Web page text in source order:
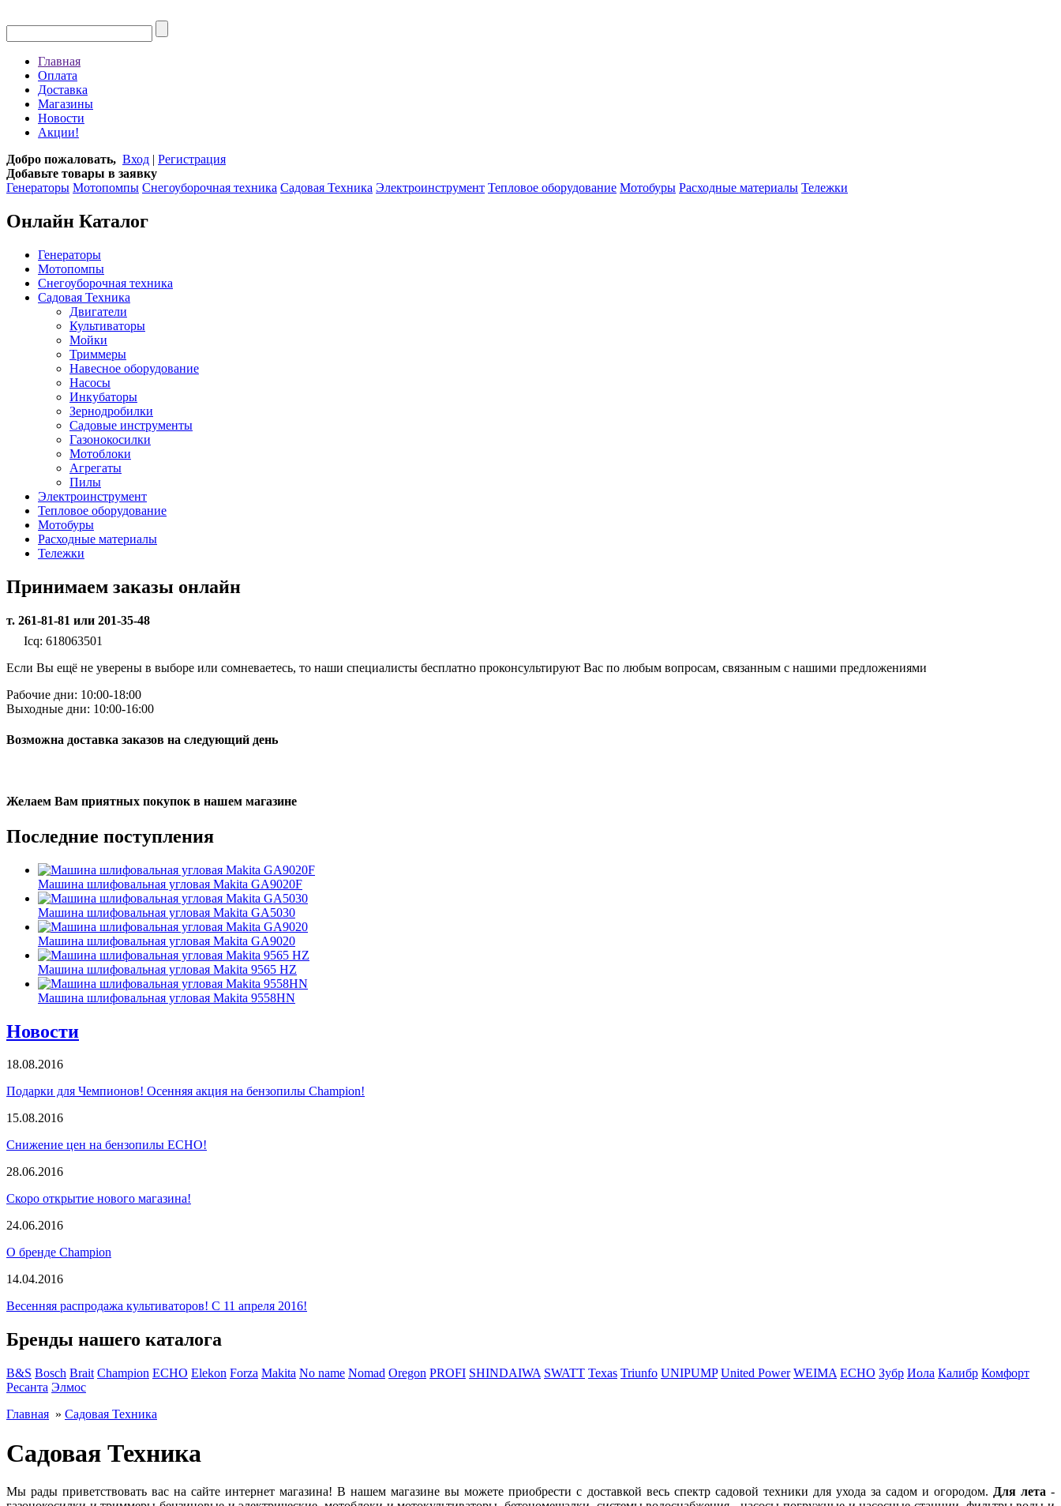
Главная
Оплата
Доставка
Магазины
Новости
Акции!
Добро пожаловать, Вход | Регистрация
Добавьте товары в заявку
Генераторы Мотопомпы Снегоуборочная техника Садовая Техника Электроинструмент Тепловое оборудование Мотобуры Расходные материалы Тележки
Онлайн Каталог
Генераторы
Мотопомпы
Снегоуборочная техника
Садовая Техника
Двигатели
Культиваторы
Мойки
Триммеры
Навесное оборудование
Насосы
Инкубаторы
Зернодробилки
Садовые инструменты
Газонокосилки
Мотоблоки
Агрегаты
Пилы
Электроинструмент
Тепловое оборудование
Мотобуры
Расходные материалы
Тележки
Принимаем заказы онлайн
т. 261-81-81 или 201-35-48
Icq: 618063501
Если Вы ещё не уверены в выборе или сомневаетесь, то наши специалисты бесплатно проконсультируют Вас по любым вопросам, связанным с нашими предложениями
Рабочие дни: 10:00-18:00
Выходные дни: 10:00-16:00
Возможна доставка заказов на следующий день
Желаем Вам приятных покупок в нашем магазине
Последние поступления
Машина шлифовальная угловая Makita GA9020F
Машина шлифовальная угловая Makita GA5030
Машина шлифовальная угловая Makita GA9020
Машина шлифовальная угловая Makita 9565 HZ
Машина шлифовальная угловая Makita 9558HN
Новости
18.08.2016
Подарки для Чемпионов! Осенняя акция на бензопилы Champion!
15.08.2016
Снижение цен на бензопилы ECHO!
28.06.2016
Скоро открытие нового магазина!
24.06.2016
О бренде Champion
14.04.2016
Весенняя распродажа культиваторов! С 11 апреля 2016!
Бренды нашего каталога
B&S Bosch Brait Champion ECHO Elekon Forza Makita No name Nomad Oregon PROFI SHINDAIWA SWATT Texas Triunfo UNIPUMP United Power WEIMA ЕСНО Зубр Иола Калибр Комфорт
Ресанта Элмос
Главная » Садовая Техника
Садовая Техника
Мы рады приветствовать вас на сайте интернет магазина! В нашем магазине вы можете приобрести с доставкой весь спектр садовой техники для ухода за садом и огородом. Для лета -